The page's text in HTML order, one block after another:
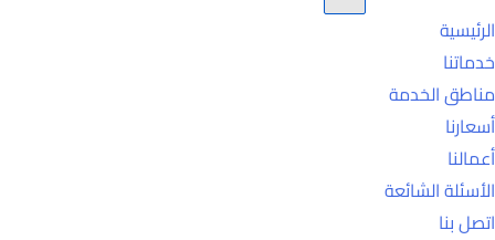
الرئيسية
خدماتنا
مناطق الخدمة
أسعارنا
أعمالنا
الأسئلة الشائعة
اتصل بنا